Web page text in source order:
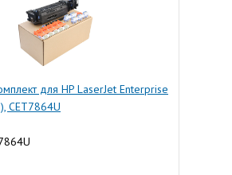
для HP LaserJet Enterprise
CET7864U